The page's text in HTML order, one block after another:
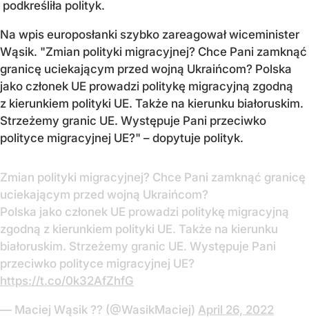
podkreśliła polityk.
Na wpis europosłanki szybko zareagował wiceminister
Wąsik. "Zmian polityki migracyjnej? Chce Pani zamknąć
granicę uciekającym przed wojną Ukraińcom? Polska
jako członek UE prowadzi politykę migracyjną zgodną
z kierunkiem polityki UE. Także na kierunku białoruskim.
Strzeżemy granic UE. Występuje Pani przeciwko
polityce migracyjnej UE?" – dopytuje polityk.
Zmian polityki migracyjnej? Chce Pani zamknąć granicę
uciekającym przed wojną Ukraińcom?
Polska jako członek UE prowadzi politykę migracyjną
zgodną z kierunkiem polityki UE. Także na kierunku
białoruskim. Strzeżemy granic UE. Występuje Pani
przeciwko polityce migracyjnej UE?
https://t.co/0k32AfZhfG
— Maciej Wąsik ?? (@WasikMaciej) April 26, 2022